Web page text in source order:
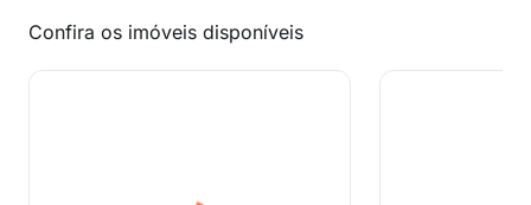
Confira os imóveis disponíveis